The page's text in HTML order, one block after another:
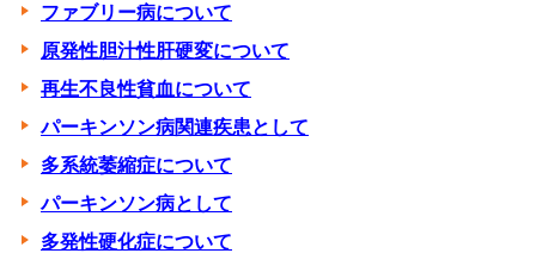
ファブリー病について
原発性胆汁性肝硬変について
再生不良性貧血について
パーキンソン病関連疾患として
多系統萎縮症について
パーキンソン病として
多発性硬化症について